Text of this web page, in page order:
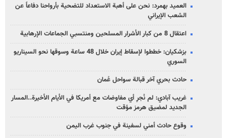
العميد بهمرد: نحن على أهبة الاستعداد للتضحية بأرواحنا دفاعاً عن
الشعب الإيراني
اعتقال 8 من كبار الأشرار المسلحين ومنتسبي الجماعات الإرهابية
بزشكيان: خططوا لإسقاط إيران خلال 48 ساعة وسوقها نحو السيناريو
السوري
حادث بحري آخر قبالة سواحل عُمان
غريب آبادي: لم نُجرِ أي مفاوضات مع أمريكا في الأيام الأخيرة..المسار
الجديد لمضيق هرمز مؤقت
وقوع حادث أمني لسفينة في جنوب غرب اليمن